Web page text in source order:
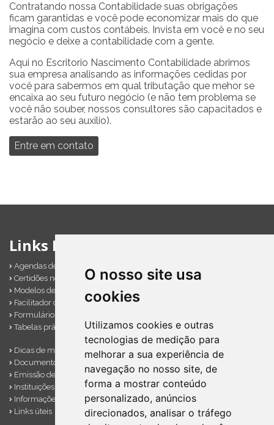
O nosso site usa
cookies
Utilizamos cookies e outras
tecnologias de medição para
melhorar a sua experiência de
navegação no nosso site, de
forma a mostrar conteúdo
personalizado, anúncios
direcionados, analisar o tráfego
Contratando nossa Contabilidade suas obrigações
ficam garantidas e você pode economizar mais do que
imagina com custos contábeis. Invista em você e no seu
negócio e deixe a contabilidade com a gente.
Aqui no Escritorio Nascimento Contabilidade abrimos
sua empresa analisando as informações cedidas por
você para sabermos em qual tributação que mehor se
encaixa ao seu futuro negócio (e não tem problema se
você não souber, nossos consultores são capacitados e
estarão ao seu auxílio).
Entre em contato
Links Importantes
Agendas de obrigações
Certidões negativas
Modelos de documentos
Facilitador contábil
Formulários diversos
Tabelas práticas
Dicas de marketing
Documentos importantes
Emissão de notas
Instituições financeiras
Informações úteis
Links úteis